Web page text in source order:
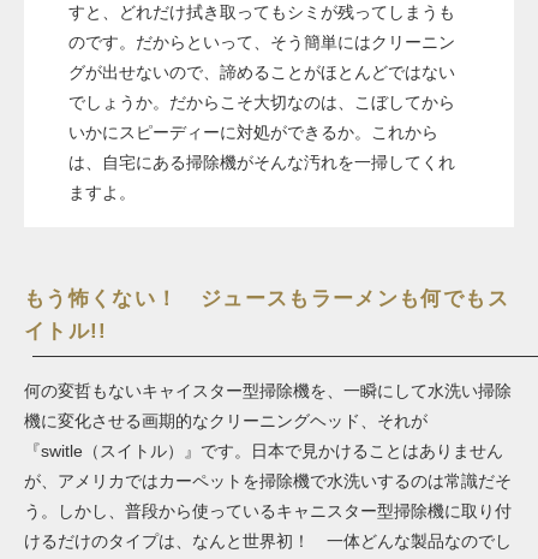
すと、どれだけ拭き取ってもシミが残ってしまうも
のです。だからといって、そう簡単にはクリーニン
グが出せないので、諦めることがほとんどではない
でしょうか。だからこそ大切なのは、こぼしてから
いかにスピーディーに対処ができるか。これから
は、自宅にある掃除機がそんな汚れを一掃してくれ
ますよ。
もう怖くない！ ジュースもラーメンも何でもス
イトル!!
何の変哲もないキャイスター型掃除機を、一瞬にして水洗い掃除
機に変化させる画期的なクリーニングヘッド、それが
『switle（スイトル）』です。日本で見かけることはありません
が、アメリカではカーペットを掃除機で水洗いするのは常識だそ
う。しかし、普段から使っているキャニスター型掃除機に取り付
けるだけのタイプは、なんと世界初！ 一体どんな製品なのでし